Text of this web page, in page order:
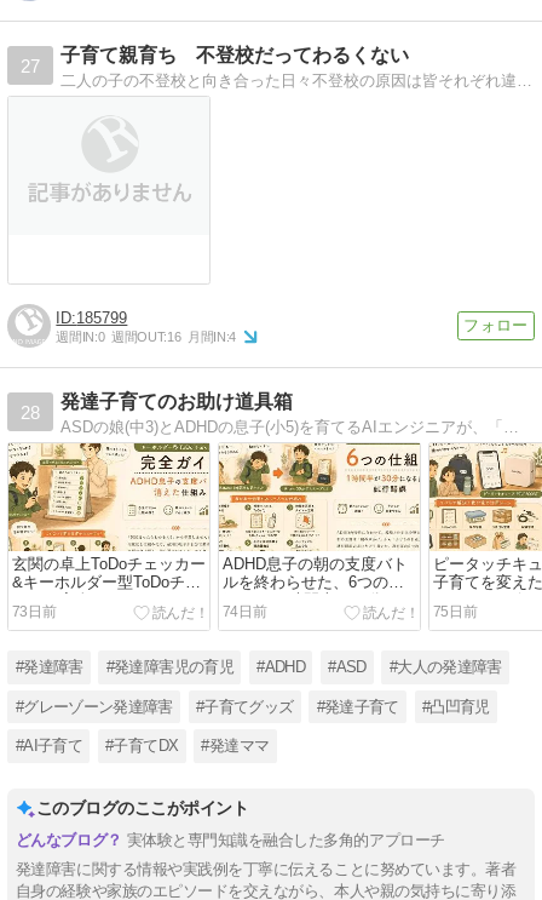
27
子育て親育ち 不登校だってわるくない
185799
週間IN:0 週間OUT:16 月間IN:4
28
発達子育てのお助け道具箱
玄関の卓上ToDoチェッカー
&キーホルダー型ToDoチェ
ッカー完全ガイド — ADHD
息子の支度バトルが消えた
73日前
ADHD息子の朝の支度バト
ルを終わらせた、6つの仕
組み — 1時間半が30分にな
るまでの試行錯誤
74日前
ピータッチキ
子育てを変え
P300BTレビ
PT-P710BTと
75日前
#発達障害 #発達障害児の育児 #ADHD #ASD #大人の発達障害
#グレーゾーン発達障害 #子育てグッズ #発達子育て #凸凹育児
#AI子育て #子育てDX #発達ママ
このブログのここがポイント
実体験と専門知識を融合した多角的アプローチ
発達障害に関する情報や実践例を丁寧に伝えることに努めています。著者
自身の経験や家族のエピソードを交えながら、本人や親の気持ちに寄り添